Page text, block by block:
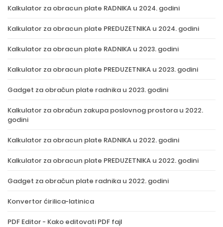
Kalkulator za obracun plate RADNIKA u 2024. godini
Kalkulator za obracun plate PREDUZETNIKA u 2024. godini
Kalkulator za obracun plate RADNIKA u 2023. godini
Kalkulator za obracun plate PREDUZETNIKA u 2023. godini
Gadget za obračun plate radnika u 2023. godini
Kalkulator za obračun zakupa poslovnog prostora u 2022.
godini
Kalkulator za obracun plate RADNIKA u 2022. godini
Kalkulator za obracun plate PREDUZETNIKA u 2022. godini
Gadget za obračun plate radnika u 2022. godini
Konvertor ćirilica-latinica
PDF Editor - Kako editovati PDF fajl